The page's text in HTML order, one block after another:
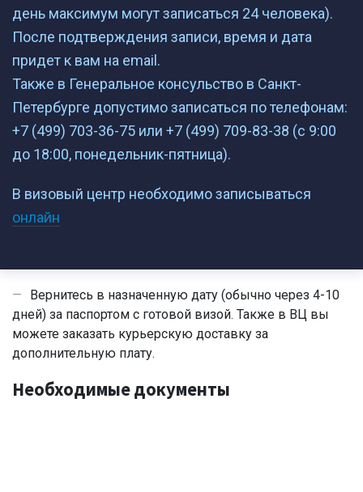
день максимум могут записаться 24 человека).
После подтверждения записи, время и дата
придет к вам на email.
Также в Генеральное консульство в Санкт-
Петербурге допустимо записаться по телефонам:
+7 (499) 703-36-75 или +7 (499) 709-83-38 (c 9:00
до 18:00, понедельник-пятница).
В визовый центр необходимо записываться
онлайн
Вернитесь в назначенную дату (обычно через 4-10
дней) за паспортом с готовой визой. Также в ВЦ вы
можете заказать курьерскую доставку за
дополнительную плату.
Необходимые документы